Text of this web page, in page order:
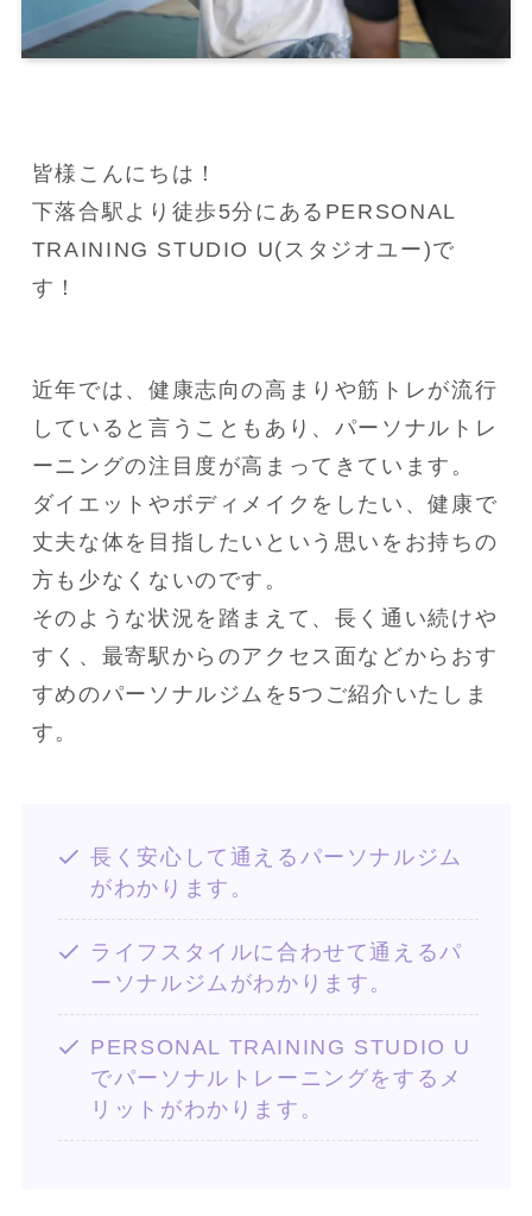
皆様こんにちは！
下落合駅より徒歩5分にあるPERSONAL
TRAINING STUDIO U(スタジオユー)で
す！
近年では、健康志向の高まりや筋トレが流行
していると言うこともあり、パーソナルトレ
ーニングの注目度が高まってきています。
ダイエットやボディメイクをしたい、健康で
丈夫な体を目指したいという思いをお持ちの
方も少なくないのです。
そのような状況を踏まえて、長く通い続けや
すく、最寄駅からのアクセス面などからおす
すめのパーソナルジムを5つご紹介いたしま
す。
長く安心して通えるパーソナルジム
がわかります。
ライフスタイルに合わせて通えるパ
ーソナルジムがわかります。
PERSONAL TRAINING STUDIO U
でパーソナルトレーニングをするメ
リットがわかります。